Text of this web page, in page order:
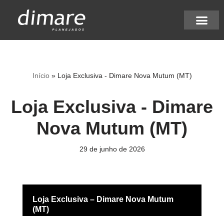
Pular
para
Início» Loja Exclusiva - Dimare Nova Mutum (MT)
Loja Exclusiva - Dimare
Nova Mutum (MT)
29 de junho de 2026
Loja Exclusiva – Dimare Nova Mutum
(MT)